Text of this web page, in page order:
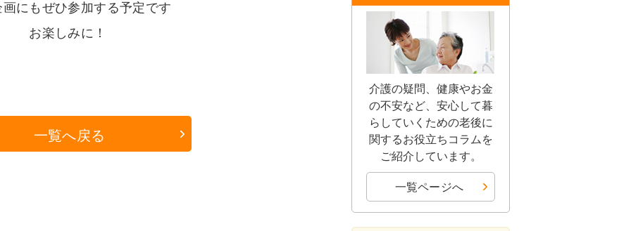
画にもぜひ参加する予定です
お楽しみに！
一覧へ戻る
介護の疑問、健康やお金
の不安など、安心して暮
らしていくための老後に
関するお役立ちコラムを
ご紹介しています。
一覧ページへ